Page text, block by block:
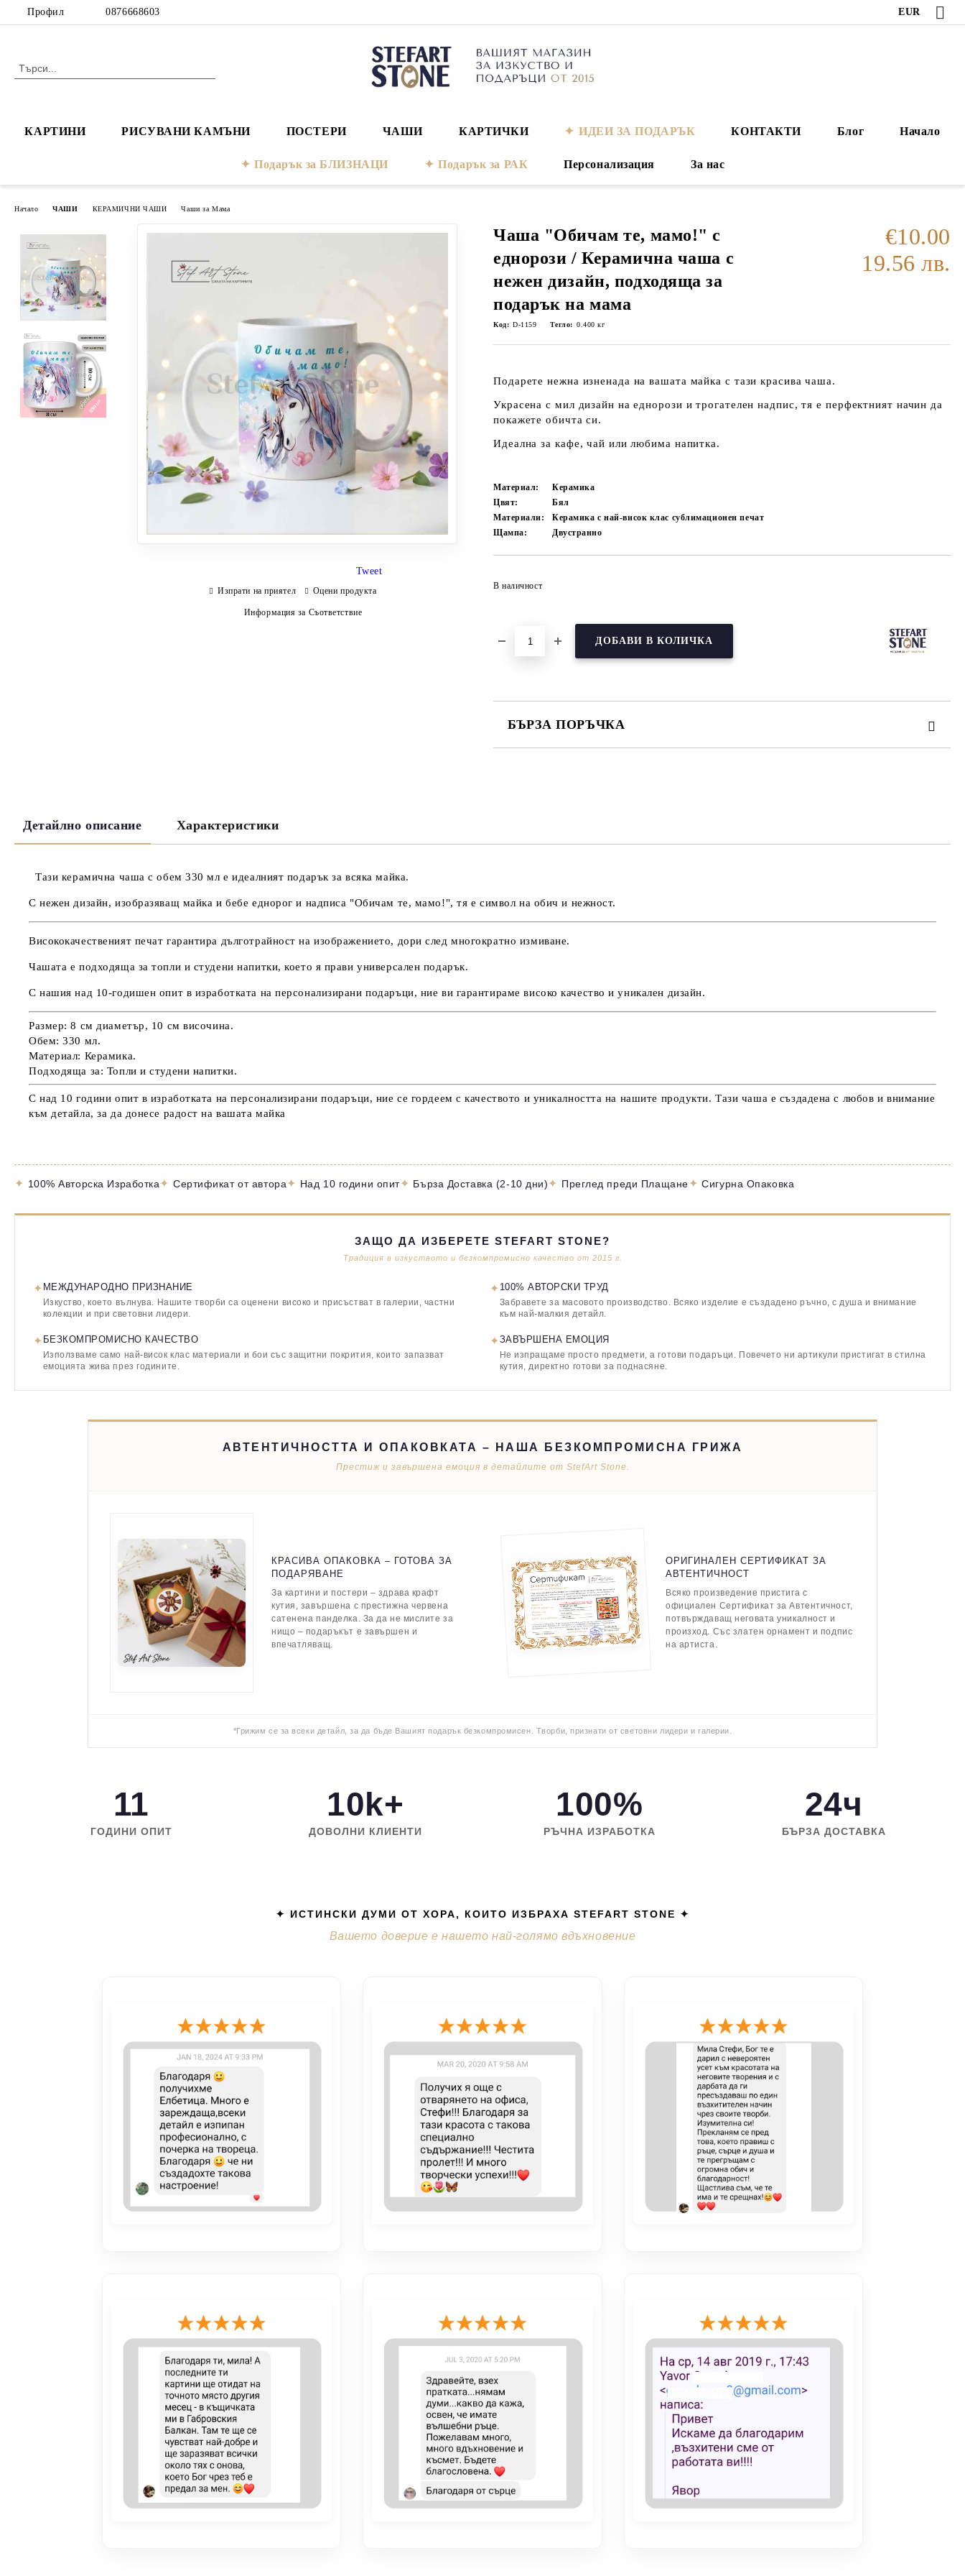
Профил 0876668603 EUR
КАРТИНИ РИСУВАНИ КАМЪНИ ПОСТЕРИ ЧАШИ КАРТИЧКИ ИДЕИ ЗА ПОДАРЪК КОНТАКТИ Блог Начало
Подарък за БЛИЗНАЦИ Подарък за РАК Персонализация За нас
Начало ЧАШИ КЕРАМИЧНИ ЧАШИ Чаши за Мама
Чаша "Обичам те, мамо!" с
еднорози / Керамична чаша с
нежен дизайн, подходяща за
подарък на мама
€10.00
19.56 лв.
Код: D-1159 Тегло: 0.400 кг
Подарете нежна изненада на вашата майка с тази красива чаша.
Украсена с мил дизайн на еднорози и трогателен надпис, тя е перфектният начин да
покажете обичта си.
Идеална за кафе, чай или любима напитка.
Материал:
Керамика
Цвят:
Бял
Материали:
Керамика с най-висок клас сублимационен печат
Щампа:
Двустранно
В наличност
БЪРЗА ПОРЪЧКА
Tweet
Изпрати на приятел Оцени продукта
Информация за Съответствие
Детайлно описание Характеристики
Тази керамична чаша с обем 330 мл е идеалният подарък за всяка майка.
С нежен дизайн, изобразяващ майка и бебе еднорог и надписа "Обичам те, мамо!", тя е символ на обич и нежност.
Висококачественият печат гарантира дълготрайност на изображението, дори след многократно измиване.
Чашата е подходяща за топли и студени напитки, което я прави универсален подарък.
С нашия над 10-годишен опит в изработката на персонализирани подаръци, ние ви гарантираме високо качество и уникален дизайн.
Размер: 8 см диаметър, 10 см височина.
Обем: 330 мл.
Материал: Керамика.
Подходяща за: Топли и студени напитки.
С над 10 години опит в изработката на персонализирани подаръци, ние се гордеем с качеството и уникалността на нашите продукти. Тази чаша е създадена с любов и внимание
към детайла, за да донесе радост на вашата майка
✦ 100% Авторска Изработка✦ Сертификат от автора✦ Над 10 години опит✦ Бърза Доставка (2-10 дни)✦ Преглед преди Плащане✦ Сигурна Опаковка
ЗАЩО ДА ИЗБЕРЕТЕ STEFART STONE?
Традиция в изкуството и безкомпромисно качество от 2015 г.
✦ МЕЖДУНАРОДНО ПРИЗНАНИЕ
Изкуство, което вълнува. Нашите творби са оценени високо и присъстват в галерии, частни
колекции и при световни лидери.
✦ 100% АВТОРСКИ ТРУД
Забравете за масовото производство. Всяко изделие е създадено ръчно, с душа и внимание
към най-малкия детайл.
✦ БЕЗКОМПРОМИСНО КАЧЕСТВО
Използваме само най-висок клас материали и бои със защитни покрития, които запазват
емоцията жива през годините.
✦ЗАВЪРШЕНА ЕМОЦИЯ
Не изпращаме просто предмети, а готови подаръци. Повечето ни артикули пристигат в стилна
кутия, директно готови за поднасяне.
АВТЕНТИЧНОСТТА И ОПАКОВКАТА – НАША БЕЗКОМПРОМИСНА ГРИЖА
Престиж и завършена емоция в детайлите от StefArt Stone.
КРАСИВА ОПАКОВКА – ГОТОВА ЗА
ПОДАРЯВАНЕ
За картини и постери – здрава крафт
кутия, завършена с престижна червена
сатенена панделка. За да не мислите за
нищо – подаръкът е завършен и
впечатляващ.
ОРИГИНАЛЕН СЕРТИФИКАТ ЗА
АВТЕНТИЧНОСТ
Всяко произведение пристига с
официален Сертификат за Автентичност,
потвърждаващ неговата уникалност и
произход. Със златен орнамент и подпис
на артиста.
*Грижим се за всеки детайл, за да бъде Вашият подарък безкомпромисен. Творби, признати от световни лидери и галерии.
11
ГОДИНИ ОПИТ
10k+
ДОВОЛНИ КЛИЕНТИ
100%
РЪЧНА ИЗРАБОТКА
24ч
БЪРЗА ДОСТАВКА
✦ ИСТИНСКИ ДУМИ ОТ ХОРА, КОИТО ИЗБРАХА STEFART STONE ✦
Вашето доверие е нашето най-голямо вдъхновение